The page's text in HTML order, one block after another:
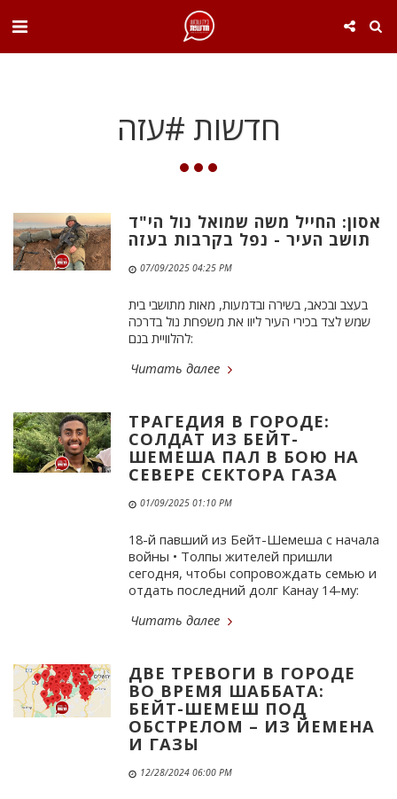
חדשות #עזה
אסון: החייל משה שמואל נול הי"ד
תושב העיר - נפל בקרבות בעזה
07/09/2025 04:25 PM
בעצב ובכאב, בשירה ובדמעות, מאות מתושבי בית
שמש לצד בכירי העיר ליוו את משפחת נול בדרכה
להלוויית בנם:
Читать далее
ТРАГЕДИЯ В ГОРОДЕ:
СОЛДАТ ИЗ БЕЙТ-
ШЕМЕША ПАЛ В БОЮ НА
СЕВЕРЕ СЕКТОРА ГАЗА
01/09/2025 01:10 PM
18-й павший из Бейт-Шемеша с начала
войны • Толпы жителей пришли
сегодня, чтобы сопровождать семью и
отдать последний долг Канау 14-му:
Читать далее
ДВЕ ТРЕВОГИ В ГОРОДЕ
ВО ВРЕМЯ ШАББАТА:
БЕЙТ-ШЕМЕШ ПОД
ОБСТРЕЛОМ – ИЗ ЙЕМЕНА
И ГАЗЫ
12/28/2024 06:00 PM